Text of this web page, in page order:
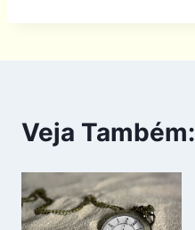
Veja Também: